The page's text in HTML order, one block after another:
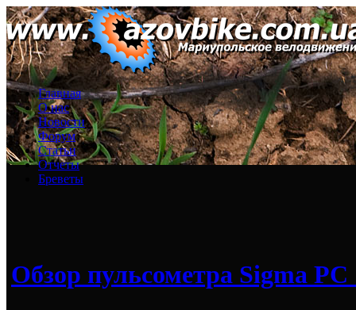
Главная
О нас
Новости
Форум
Статьи
Отчеты
Бреветы
Обзор пульсометра Sigma PC